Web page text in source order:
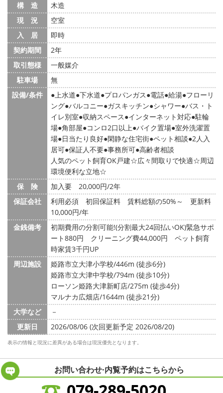
構 造
木造
現 況
空室
入 居
即時
契約期間
2年
取引態様
一般媒介
駐車場
無
設備/条件
上水道 下水道 プロパンガス 電話 給湯 フローリ
ング バルコニー ガスキッチン シャワー バス・ト
イレ別室 収納スペース インターネット対応 駐輪
場 角部屋 コンロ2口以上 バイク置場 室外洗濯置
場 日当たり良好 閑静な住宅街 ペット相談 2人入
居可 保証人不要 事務所可 高齢者相談
人気のペット飼育OK戸建☆広々間取りで快適☆周辺
環境便利な立地☆
保 険
加入要 20,000円/2年
保証会社
利用必須 初回保証料 賃料総額の50%～ 更新料
10,000円/年
金銭備考
初期費用の分割可能!(分割最大24回払いOK)緊急サポ
ート880円 クリーニング費44,000円 ペット飼育
時家賃3千円UP
周辺施設
姫路市立大津小学校/446m (徒歩6分)
姫路市立大津中学校/794m (徒歩10分)
ローソン姫路大津新町店/275m (徒歩4分)
マルナカ広畑店/1644m (徒歩21分)
大学など
－
更新日
2026/08/06 (次回更新予定 2026/08/20)
表示の情報と現況に差異がある場合は現況優先となります。
お問い合わせ·内覧予約はこちらから